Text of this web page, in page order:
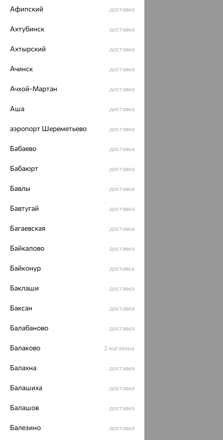
Политика конфеденциальности
Афипский доставка
Ахтубинск доставка
Ахтырский доставка
Ачинск доставка
Ачхой-Мартан доставка
Аша доставка
аэропорт Шереметьево доставка
Бабаево доставка
Бабаюрт доставка
Бавлы доставка
Бавтугай доставка
Багаевская доставка
Байкалово доставка
Байконур доставка
Баклаши доставка
Баксан доставка
Балабаново доставка
Балаково 2 магазина
Балахна доставка
Балашиха доставка
Балашов доставка
Балезино доставка